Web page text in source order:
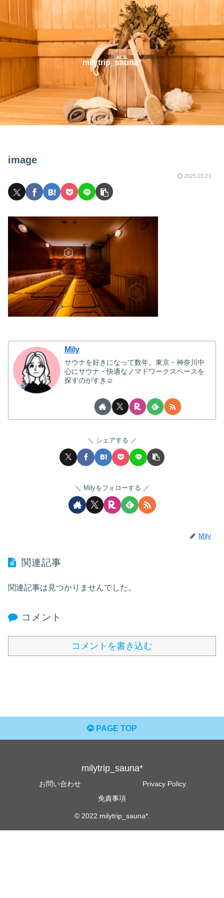
milytrip_sauna*
image
2025.03.23
Mily
サウナを好きになって数年。東京・神奈川中
心にサウナ・快適なノマドワークスペースを
探すのがすき☺
シェアする
Milyをフォローする
Mily
関連記事
関連記事は見つかりませんでした。
コメント
コメントを書き込む
PAGE TOP
milytrip_sauna*
お問い合わせ
Privacy Policy
免責事項
© 2022 milytrip_sauna*.